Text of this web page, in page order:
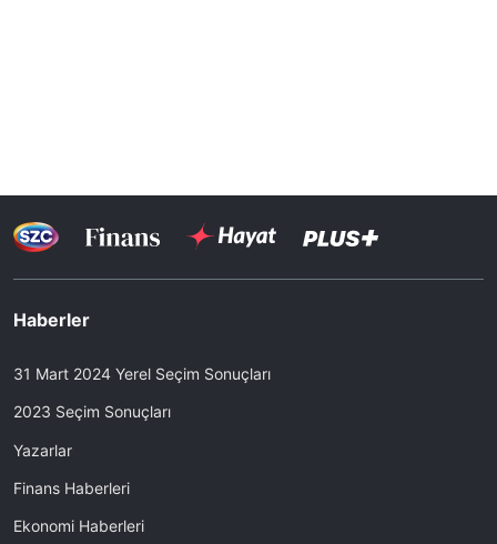
Haberler
31 Mart 2024 Yerel Seçim Sonuçları
2023 Seçim Sonuçları
Yazarlar
Finans Haberleri
Ekonomi Haberleri